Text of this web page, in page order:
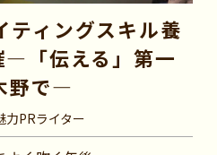
ティングスキル養
—「伝える」第一
野で—
力PRライター